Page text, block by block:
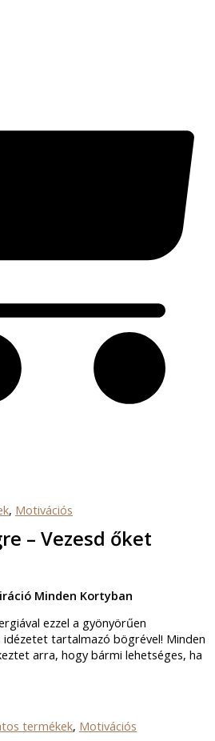
, Motivációs
– Vezesd őket
Minden Kortyban
ezzel a gyönyörűen
tartalmazó bögrével! Minden
arra, hogy bármi lehetséges, ha
termékek, Motivációs